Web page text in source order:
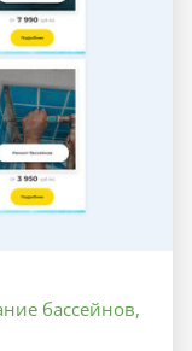
бассейнов,